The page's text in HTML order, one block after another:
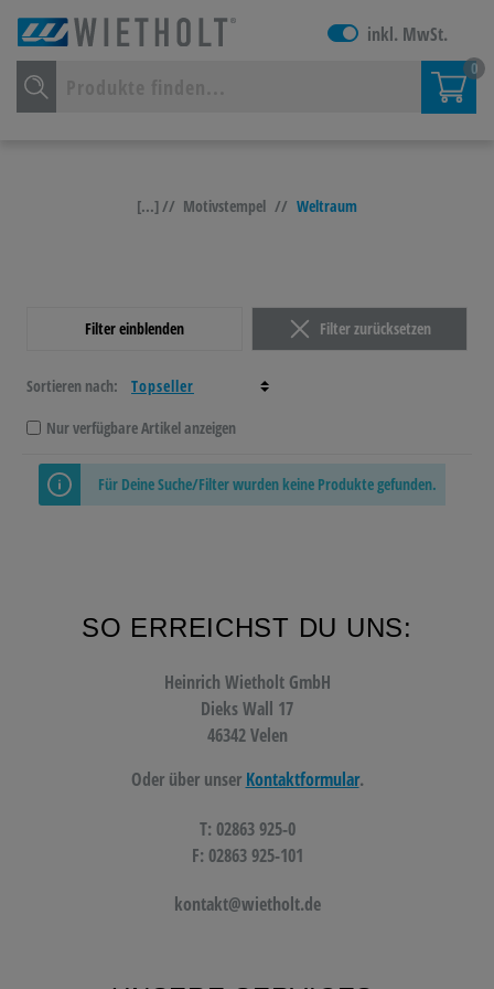
inkl. MwSt.
0
[...] // Motivstempel // Weltraum
Filter einblenden Filter zurücksetzen
Sortieren nach:
Nur verfügbare Artikel anzeigen
Für Deine Suche/Filter wurden keine Produkte gefunden.
SO ERREICHST DU UNS:
Heinrich Wietholt GmbH
Dieks Wall 17
46342 Velen
Oder über unser Kontaktformular.
T: 02863 925-0
F: 02863 925-101
kontakt@wietholt.de